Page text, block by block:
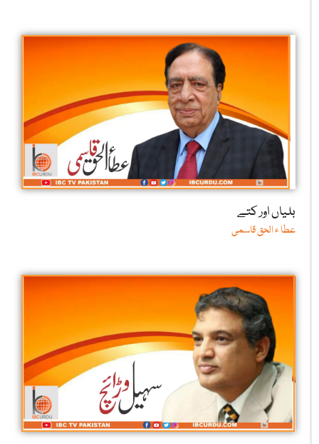
بلیاں اور کتے
عطا ء الحق قاسمی